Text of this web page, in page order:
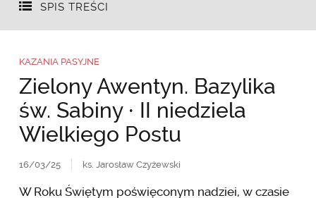
SPIS TREŚCI
KAZANIA PASYJNE
Zielony Awentyn. Bazylika
św. Sabiny ∙ II niedziela
Wielkiego Postu
16/03/25 ks. Jarosław Czyżewski
W Roku Świętym poświęconym nadziei, w czasie